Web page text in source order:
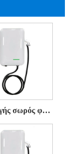
Συμπαγής σωρός φόρτισης DC 120 KW Επιτοίχιος